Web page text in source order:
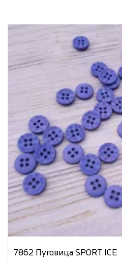
7862 Пуговица SPORT ICE